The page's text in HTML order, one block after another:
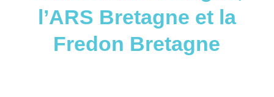
l’ARS Bretagne et la
Fredon Bretagne